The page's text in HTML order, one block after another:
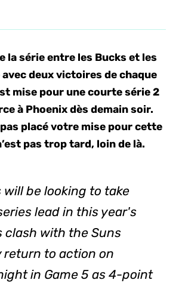
la série entre les Bucks et les
deux victoires de chaque
mise pour une courte série 2
à Phoenix dès demain soir.
pas placé votre mise pour cette
pas trop tard, loin de là.
will be looking to take
lead in this year's
clash with the Suns
return to action on
in Game 5 as 4-point